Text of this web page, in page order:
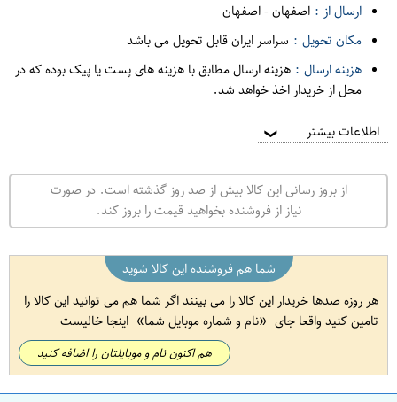
ارسال از : اصفهان-اصفهان
مکان تحویل : سراسر ایران قابل تحویل می باشد
هزینه ارسال : هزینه ارسال مطابق با هزینه های پست یا پیک بوده که در
محل از خریدار اخذ خواهد شد.
اطلاعات بیشتر ❯
از بروز رسانی این کالا بیش از صد روز گذشته است. در صورت
نیاز از فروشنده بخواهید قیمت را بروز کند.
شما هم فروشنده این کالا شوید
هر روزه صدها خریدار این کالا را می بینند اگر شما هم می توانید این کالا را
تامین کنید واقعا جای
نام و شماره موبایل شما اینجا خالیست
هم اکنون نام و موبایلتان را اضافه کنید